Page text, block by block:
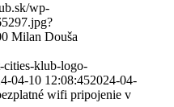
wp-
Milan Douša
cities-klub-logo-
04-10 12:08:452024-04-
wifi pripojenie v